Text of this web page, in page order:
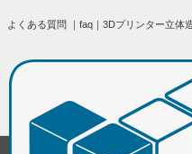
よくある質問 ｜faq｜3Dプリンター立体